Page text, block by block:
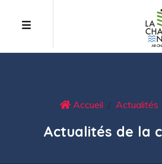
Accueil Actualités
Actualités de la